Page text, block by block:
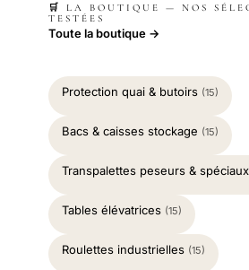
🛒 LA BOUTIQUE — NOS
TESTÉES
Toute la boutique →
Protection quai & butoirs (15)
Bacs & caisses stockage (15)
Transpalettes peseurs & spéciaux
Tables élévatrices (15)
Roulettes industrielles (15)